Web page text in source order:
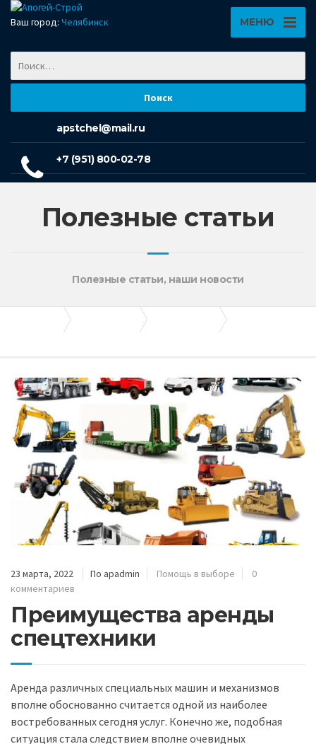
Ваш город: Челябинск МЕНЮ
apstchel@mail.ru
+7 (951) 800-02-78
Полезные статьи
Полезные статьи, наши новости
23 марта, 2022 По apadmin Помощь в выборе
0
комментариев
Преимущества аренды
спецтехники
Аренда различных специальных машин и механизмов
вполне обоснованно считается одной из наиболее
востребованных сегодня услуг. Конечно же, подобная
ситуация стала следствием вполне очевидных